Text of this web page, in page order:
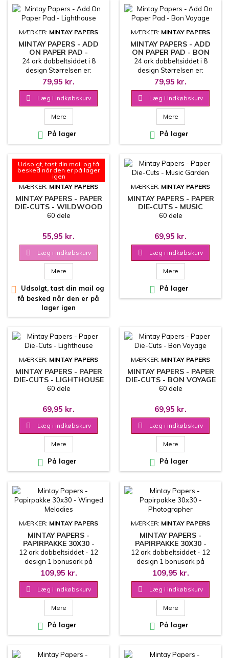
MÆRKER: MINTAY PAPERS
MINTAY PAPERS - ADD
ON PAPER PAD -
LIGHTHOUSE
24 ark dobbeltsiddet i 8
design Størrelsen er:
15.2x20.3 cm 240 g
79,95 kr.
 Læg i indkøbskurv
Mere
 På lager
MÆRKER: MINTAY PAPERS
MINTAY PAPERS - ADD
ON PAPER PAD - BON
VOYAGE
24 ark dobbeltsiddet i 8
design Størrelsen er:
15.2x20.3 cm 240 g
79,95 kr.
 Læg i indkøbskurv
Mere
 På lager
Udsolgt, tast din mail og få
besked når den er på lager
igen
MÆRKER: MINTAY PAPERS
MINTAY PAPERS - PAPER
DIE-CUTS - WILDWOOD
SECRETS
60 dele
55,95 kr.
 Læg i indkøbskurv
Mere

Udsolgt, tast din mail og
få besked når den er på
lager igen
MÆRKER: MINTAY PAPERS
MINTAY PAPERS - PAPER
DIE-CUTS - MUSIC
GARDEN
60 dele
69,95 kr.
 Læg i indkøbskurv
Mere
 På lager
MÆRKER: MINTAY PAPERS
MINTAY PAPERS - PAPER
DIE-CUTS - LIGHTHOUSE
60 dele
69,95 kr.
 Læg i indkøbskurv
Mere
 På lager
MÆRKER: MINTAY PAPERS
MINTAY PAPERS - PAPER
DIE-CUTS - BON VOYAGE
60 dele
69,95 kr.
 Læg i indkøbskurv
Mere
 På lager
MÆRKER: MINTAY PAPERS
MINTAY PAPERS -
PAPIRPAKKE 30X30 -
WINGED MELODIES
12 ark dobbeltsiddet - 12
design 1 bonusark på
coverets inderside 30.5x30.5
cm
109,95 kr.
 Læg i indkøbskurv
Mere
 På lager
MÆRKER: MINTAY PAPERS
MINTAY PAPERS -
PAPIRPAKKE 30X30 -
PHOTOGRAPHER
12 ark dobbeltsiddet - 12
design 1 bonusark på
coverets inderside 30.5x30.5
cm
109,95 kr.
 Læg i indkøbskurv
Mere
 På lager